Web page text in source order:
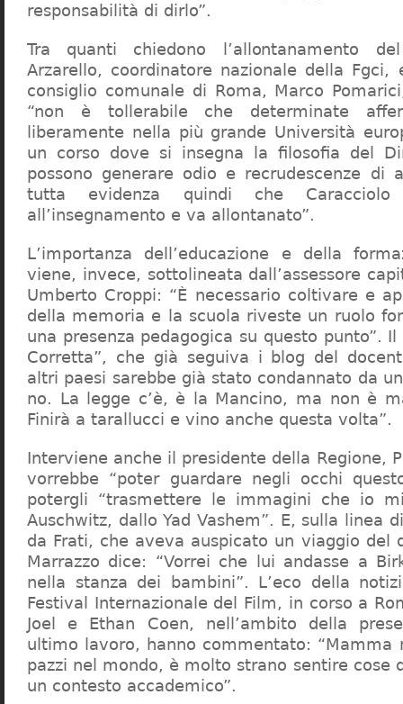
responsabilità di dirlo”.
Tra quanti chiedono l’allontanamento
Arzarello, coordinatore nazionale della
consiglio comunale di Roma, Marco
“non è tollerabile che determinate
liberamente nella più grande Università
un corso dove si insegna la filosofia del
possono generare odio e recrudescenze di
tutta evidenza quindi che
all’insegnamento e va allontanato”.
L’importanza dell’educazione e della
viene, invece, sottolineata dall’assessore
Umberto Croppi: “È necessario coltivare e
della memoria e la scuola riveste un ruolo
una presenza pedagogica su questo punto”.
Corretta”, che già seguiva i blog del
altri paesi sarebbe già stato condannato da
no. La legge c’è, è la Mancino, ma non è
Finirà a tarallucci e vino anche questa volta”.
Interviene anche il presidente della Regione,
vorrebbe “poter guardare negli occhi
potergli “trasmettere le immagini che io
Auschwitz, dallo Yad Vashem”. E, sulla linea
da Frati, che aveva auspicato un viaggio del
Marrazzo dice: “Vorrei che lui andasse a
nella stanza dei bambini”. L’eco della
Festival Internazionale del Film, in corso a
Joel e Ethan Coen, nell’ambito della
ultimo lavoro, hanno commentato: “Mamma
pazzi nel mondo, è molto strano sentire cose
un contesto accademico”.